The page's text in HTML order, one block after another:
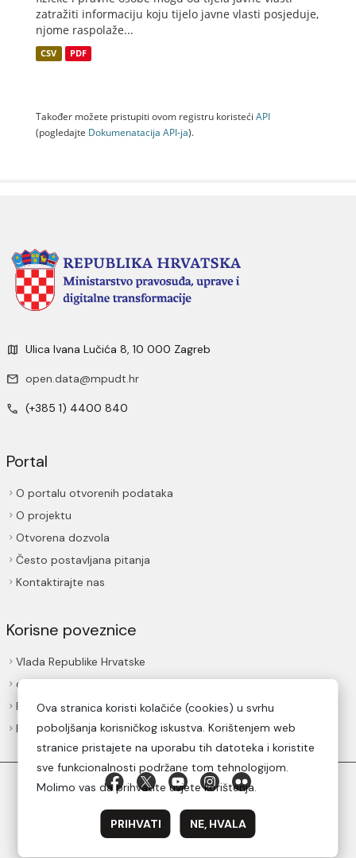
zatražiti informaciju koju tijelo javne vlasti posjeduje,
njome raspolaže...
CSV PDF
Također možete pristupiti ovom registru koristeći API
(pogledajte Dokumenаtаcijа API-jа).